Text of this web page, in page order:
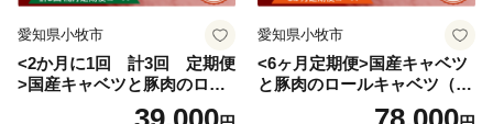
愛知県小牧市
<2か月に1回 計3回 定期便
>国産キャベツと豚肉のロー
ルキャベツ（4P入り）
愛知県小牧市
<6ヶ月定期便>国産キャベツ
と豚肉のロールキャベツ（4P